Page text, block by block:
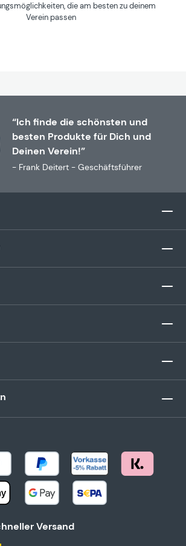
die am besten zu deinem
Verein passen
“Ich finde die schönsten und
besten Produkte für Dich und
Deinen Verein!”
- Frank Deitert - Geschäftsführer
Versand